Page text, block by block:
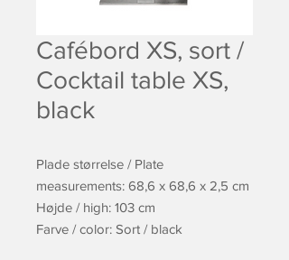
Cafébord XS, sort /
Cocktail table XS,
black
Plade størrelse / Plate
measurements: 68,6 x 68,6 x 2,5 cm
Højde / high: 103 cm
Farve / color: Sort / black